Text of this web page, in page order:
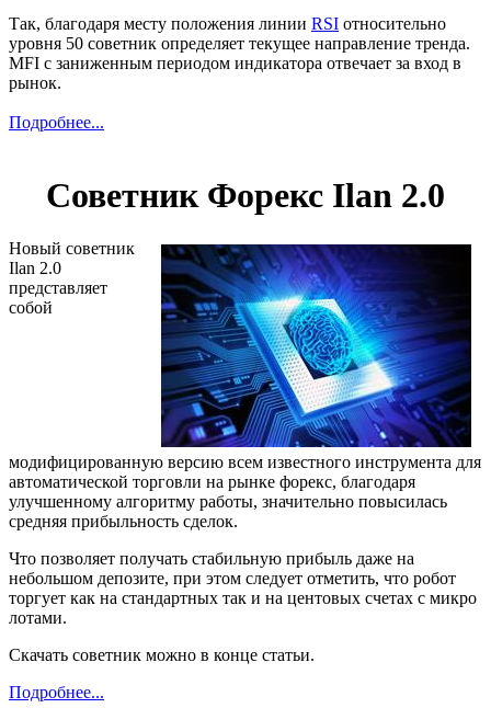
Так, благодаря месту положения линии RSI относительно
уровня 50 советник определяет текущее направление тренда.
MFI с заниженным периодом индикатора отвечает за вход в
рынок.
Подробнее...
Советник Форекс Ilan 2.0
Новый советник
Ilan 2.0
представляет
собой
модифицированную версию всем известного инструмента для
автоматической торговли на рынке форекс, благодаря
улучшенному алгоритму работы, значительно повысилась
средняя прибыльность сделок.
Что позволяет получать стабильную прибыль даже на
небольшом депозите, при этом следует отметить, что робот
торгует как на стандартных так и на центовых счетах с микро
лотами.
Скачать советник можно в конце статьи.
Подробнее...